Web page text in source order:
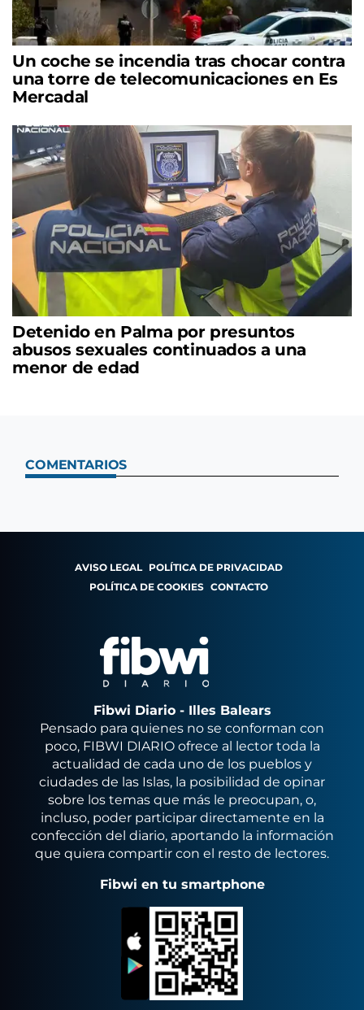
Un coche se incendia tras chocar contra
una torre de telecomunicaciones en Es
Mercadal
Detenido en Palma por presuntos
abusos sexuales continuados a una
menor de edad
COMENTARIOS
AVISO LEGAL POLÍTICA DE PRIVACIDAD
POLÍTICA DE COOKIES CONTACTO
Fibwi Diario - Illes Balears
Pensado para quienes no se conforman con
poco, FIBWI DIARIO ofrece al lector toda la
actualidad de cada uno de los pueblos y
ciudades de las Islas, la posibilidad de opinar
sobre los temas que más le preocupan, o,
incluso, poder participar directamente en la
confección del diario, aportando la información
que quiera compartir con el resto de lectores.
Fibwi en tu smartphone